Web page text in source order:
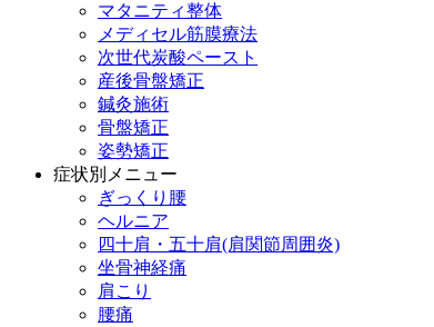
マタニティ整体
メディセル筋膜療法
次世代炭酸ペースト
産後骨盤矯正
鍼灸施術
骨盤矯正
姿勢矯正
症状別メニュー
ぎっくり腰
ヘルニア
四十肩・五十肩(肩関節周囲炎)
坐骨神経痛
肩こり
腰痛